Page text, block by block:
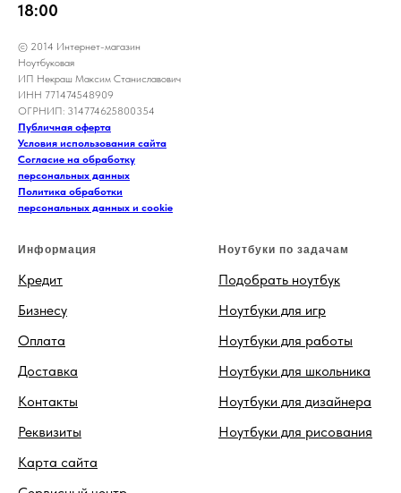
18:00
© 2014 Интернет-магазин
Ноутбуковая
ИП Некраш Максим Станиславович
ИНН 771474548909
ОГРНИП: 314774625800354
Публичная оферта
Условия использования сайта
Согласие на обработку
персональных данных
Политика обработки
персональных данных и cookie
Информация
Кредит
Бизнесу
Оплата
Доставка
Контакты
Реквизиты
Карта сайта
Ноутбуки по задачам
Подобрать ноутбук
Ноутбуки для игр
Ноутбуки для работы
Ноутбуки для школьника
Ноутбуки для дизайнера
Ноутбуки для рисования